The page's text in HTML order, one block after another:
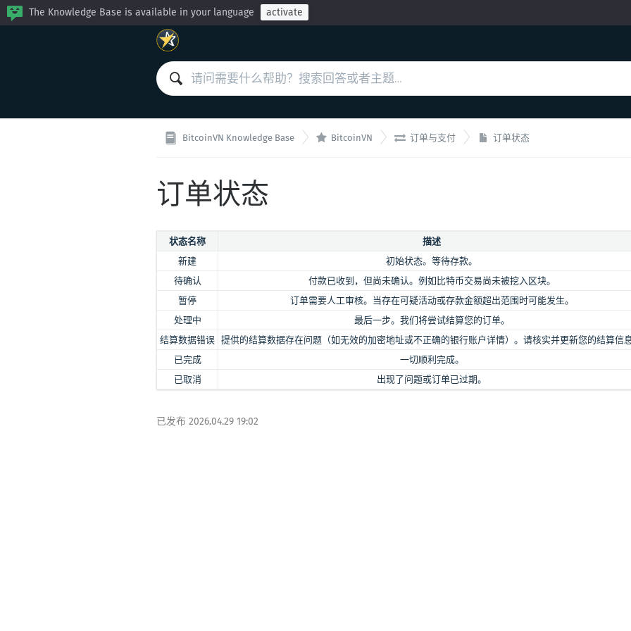
The Knowledge Base is available in your language activate
BitcoinVN Knowledge Base  BitcoinVN  订单与支付 订单状态
订单状态
状态名称
描述
新建
初始状态。等待存款。
待确认
付款已收到，但尚未确认。例如比特币交易尚未被挖入区块。
暂停
订单需要人工审核。当存在可疑活动或存款金额超出范围时可能发生。
处理中
最后一步。我们将尝试结算您的订单。
结算数据错误 提供的结算数据存在问题（如无效的加密地址或不正确的银行账户详情）。请核实并更新您的结算信
已完成
一切顺利完成。
已取消
出现了问题或订单已过期。
已发布 2026.04.29 19:02